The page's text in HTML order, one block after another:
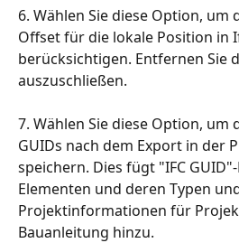
6. Wählen Sie diese Option, um
Offset für die lokale Position in
berücksichtigen. Entfernen Sie
auszuschließen.
7. Wählen Sie diese Option, um
GUIDs nach dem Export in der
speichern. Dies fügt "IFC
Elementen und deren Typen
Projektinformationen für
Bauanleitung hinzu.